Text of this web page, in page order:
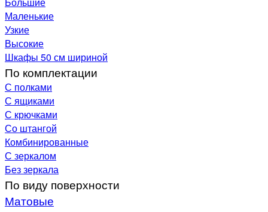
Маленькие
Узкие
Высокие
Шкафы 50 см шириной
По комплектации
С полками
С ящиками
С крючками
Со штангой
Комбинированные
С зеркалом
Без зеркала
По виду поверхности
Матовые